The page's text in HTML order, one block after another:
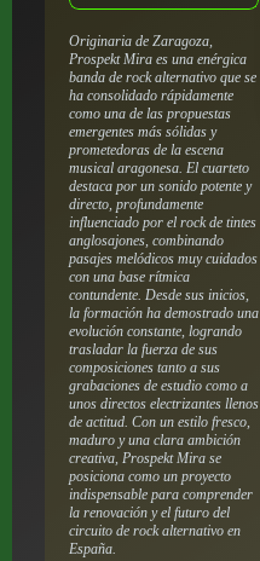
Originaria de Zaragoza,
Prospekt Mira es una enérgica
banda de rock alternativo que se
ha consolidado rápidamente
como una de las propuestas
emergentes más sólidas y
prometedoras de la escena
musical aragonesa. El cuarteto
destaca por un sonido potente y
directo, profundamente
influenciado por el rock de tintes
anglosajones, combinando
pasajes melódicos muy cuidados
con una base rítmica
contundente. Desde sus inicios,
la formación ha demostrado una
evolución constante, logrando
trasladar la fuerza de sus
composiciones tanto a sus
grabaciones de estudio como a
unos directos electrizantes llenos
de actitud. Con un estilo fresco,
maduro y una clara ambición
creativa, Prospekt Mira se
posiciona como un proyecto
indispensable para comprender
la renovación y el futuro del
circuito de rock alternativo en
España.